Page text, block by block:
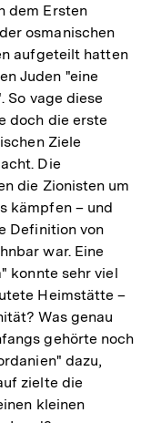
dem Ersten
osmanischen
aufgeteilt hatten
Juden "eine
So vage diese
doch die erste
Ziele
Die
die Zionisten um
kämpfen – und
Definition von
war. Eine
konnte sehr viel
Heimstätte –
Was genau
gehörte noch
dazu,
zielte die
kleinen